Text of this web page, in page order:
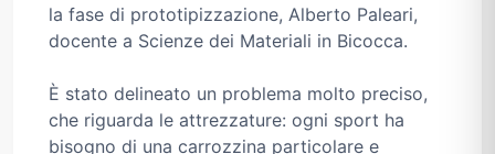
la fase di prototipizzazione, Alberto Paleari,
docente a Scienze dei Materiali in Bicocca.
È stato delineato un problema molto preciso,
che riguarda le attrezzature: ogni sport ha
bisogno di una carrozzina particolare e